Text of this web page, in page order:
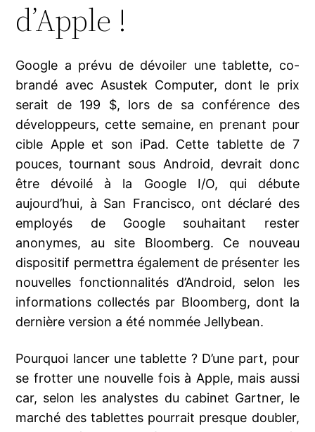
d’Apple !
Google a prévu de dévoiler une tablette, co-
brandé avec Asustek Computer, dont le prix
serait de 199 $, lors de sa conférence des
développeurs, cette semaine, en prenant pour
cible Apple et son iPad. Cette tablette de 7
pouces, tournant sous Android, devrait donc
être dévoilé à la Google I/O, qui débute
aujourd’hui, à San Francisco, ont déclaré des
employés de Google souhaitant rester
anonymes, au site Bloomberg. Ce nouveau
dispositif permettra également de présenter les
nouvelles fonctionnalités d’Android, selon les
informations collectés par Bloomberg, dont la
dernière version a été nommée Jellybean.
Pourquoi lancer une tablette ? D’une part, pour
se frotter une nouvelle fois à Apple, mais aussi
car, selon les analystes du cabinet Gartner, le
marché des tablettes pourrait presque doubler,